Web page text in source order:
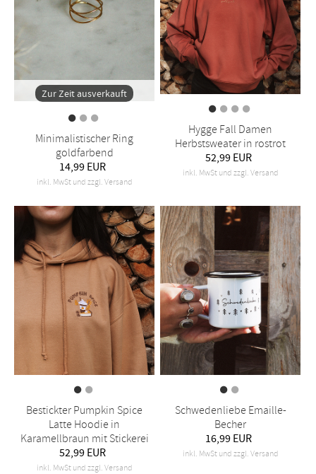
Zur Zeit ausverkauft
Minimalistischer Ring
goldfarbend
14,99 EUR
inkl. MwSt und zzgl. Versand
Hygge Fall Damen
Herbstsweater in rostrot
52,99 EUR
inkl. MwSt und zzgl. Versand
Bestickter Pumpkin Spice
Latte Hoodie in
Karamellbraun mit Stickerei
52,99 EUR
inkl. MwSt und zzgl. Versand
Schwedenliebe Emaille-
Becher
16,99 EUR
inkl. MwSt und zzgl. Versand